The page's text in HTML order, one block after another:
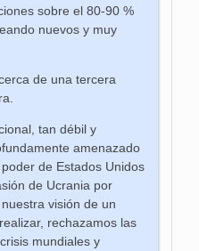
sobre el 80-90 %
nuevos y muy
de una tercera
tan débil y
amenazado
de Estados Unidos
de Ucrania por
nuestra visión de un
rechazamos las
mundiales y